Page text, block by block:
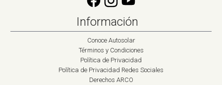
Información
Conoce Autosolar
Términos y Condiciones
Política de Privacidad
Política de Privacidad Redes Sociales
Derechos ARCO